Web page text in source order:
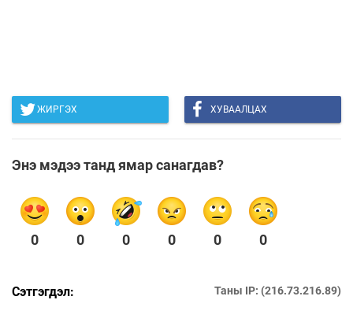
ЖИРГЭХ ХУВААЛЦАХ
Энэ мэдээ танд ямар санагдав?
0 0 0 0 0 0
Сэтгэгдэл: Таны IP: (216.73.216.89)